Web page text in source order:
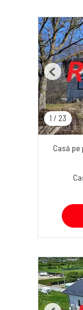
1 / 23
Previous
Casă